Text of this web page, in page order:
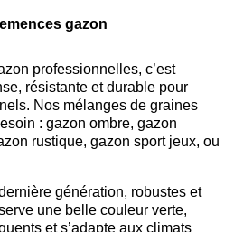
gazon
professionnelles, c’est
résistante et durable pour
Nos mélanges de graines
: gazon ombre, gazon
rustique, gazon sport jeux, ou
génération, robustes et
une belle couleur verte,
et s’adapte aux climats